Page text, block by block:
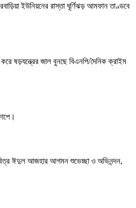
ইউনিয়নের রাস্তা ঘূর্ণিঝড় আমফান তাণ্ডবে
ষড়যন্ত্রের জাল বুনছে বিএনপি/দৈনিক ক্রাইম
ঈদুল আজহার আগমন শুভেচ্ছা ও অভিনন্দন,